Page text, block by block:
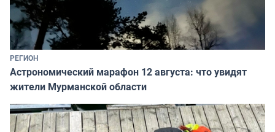
РЕГИОН
Астрономический марафон 12 августа: что увидят
жители Мурманской области